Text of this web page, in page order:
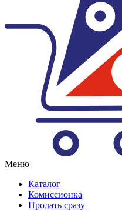
Меню
Каталог
Комиссионка
Продать сразу